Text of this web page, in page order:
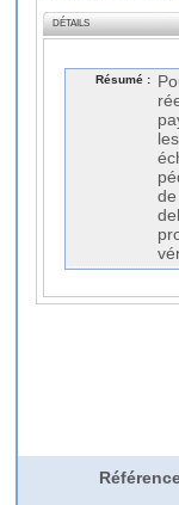
DÉTAILS
Résumé :